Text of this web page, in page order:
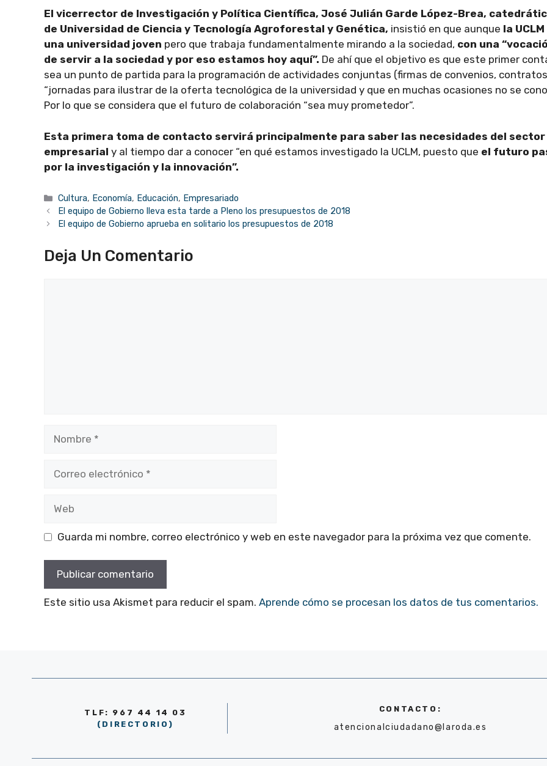
El vicerrector de Investigación y Política Científica, José Julián Garde López-Brea,
de Universidad de Ciencia y Tecnología Agroforestal y Genética, insistió en que aunque la
una universidad joven pero que trabaja fundamentalmente mirando a la sociedad, con una
de servir a la sociedad y por eso estamos hoy aquí”. De ahí que el objetivo es que este primer
sea un punto de partida para la programación de actividades conjuntas (firmas de convenios,
“jornadas para ilustrar de la oferta tecnológica de la universidad y que en muchas ocasiones no se
Por lo que se considera que el futuro de colaboración “sea muy prometedor”.
Esta primera toma de contacto servirá principalmente para saber las necesidades del sector
empresarial y al tiempo dar a conocer “en qué estamos investigado la UCLM, puesto que el futuro
por la investigación y la innovación”.
Categorías
Cultura, Economía, Educación, Empresariado
El equipo de Gobierno lleva esta tarde a Pleno los presupuestos de 2018
El equipo de Gobierno aprueba en solitario los presupuestos de 2018
Deja Un Comentario
electrónico
Guarda mi nombre, correo electrónico y web en este navegador para la próxima vez que comente.
Este sitio usa Akismet para reducir el spam. Aprende cómo se procesan los datos de tus comentarios.
TLF: 967 44 14 03
(DIRECTORIO)
CONTACTO:
atencionalciudadano@laroda.es